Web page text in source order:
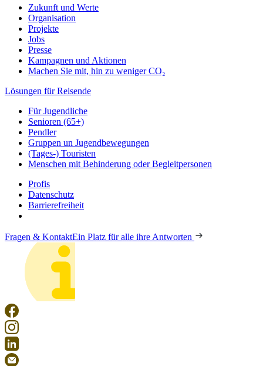
Zukunft und Werte
Organisation
Projekte
Jobs
Presse
Kampagnen und Aktionen
Machen Sie mit, hin zu weniger CO₂
Lösungen für Reisende
Für Jugendliche
Senioren (65+)
Pendler
Gruppen un Jugendbewegungen
(Tages-) Touristen
Menschen mit Behinderung oder Begleitpersonen
Profis
Datenschutz
Barrierefreiheit
Fragen & KontaktEin Platz für alle ihre Antworten